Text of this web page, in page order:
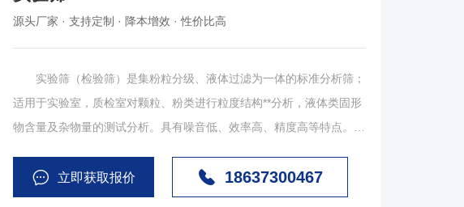
源头厂家 · 支持定制 · 降本增效 · 性价比高
实验筛（检验筛）是集粉粒分级、液体过滤为一体的标准分析筛；
适用于实验室，质检室对颗粒、粉类进行粒度结构**分析，液体类固形
物含量及杂物量的测试分析。具有噪音低、效率高、精度高等特点。产
延时器，可根据需要设定同种物料同等筛分时间、保证样品的分析数据
统一性，把检验误差降到低程度，以便对产品质量做出准确判断。
立即获取报价 18637300467